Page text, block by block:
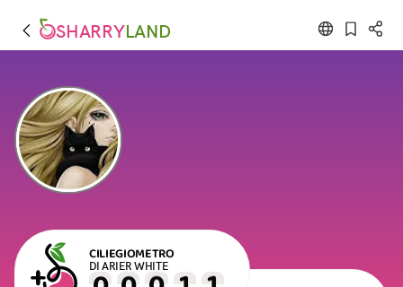
SHARRYLAND
CILIEGIOMETRO
DI ARIER WHITE